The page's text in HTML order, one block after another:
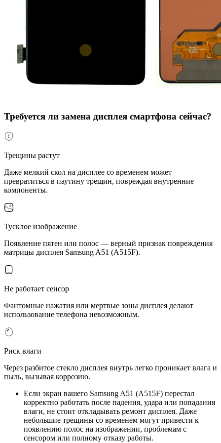
Требуется ли замена дисплея смартфона сейчас?
Трещины растут
Даже мелкий скол на дисплее со временем может
превратиться в паутину трещин, повреждая внутренние
компоненты.
Тусклое изображение
Появление пятен или полос — верный признак повреждения
матрицы дисплея Samsung A51 (A515F).
Не работает сенсор
Фантомные нажатия или мертвые зоны дисплея делают
использование телефона невозможным.
Риск влаги
Через разбитое стекло дисплея внутрь легко проникает влага и
пыль, вызывая коррозию.
Если экран вашего Samsung A51 (A515F) перестал
корректно работать после падения, удара или попадания
влаги, не стоит откладывать ремонт дисплея. Даже
небольшие трещины со временем могут привести к
появлению полос на изображении, проблемам с
сенсором или полному отказу работы.